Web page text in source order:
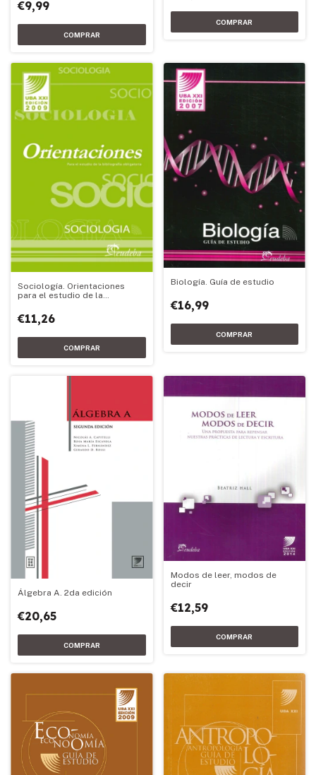
€9,99
Sociología. Orientaciones
para el estudio de la
€11,26
Biología. Guía de estudio
€16,99
Álgebra A. 2da edición
€20,65
Modos de leer, modos de
decir
€12,59